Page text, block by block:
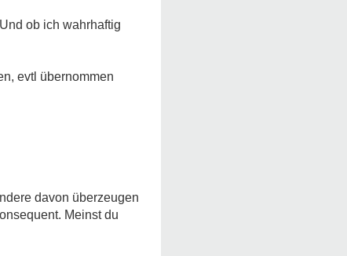
ob ich wahrhaftig
evtl übernommen
davon überzeugen
Meinst du